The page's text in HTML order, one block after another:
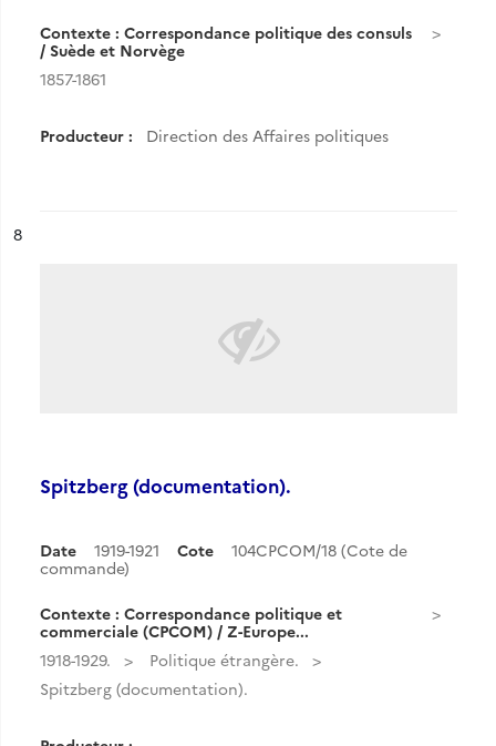
Contexte : Correspondance politique des consuls
/ Suède et Norvège
1857-1861
Producteur : Direction des Affaires politiques
n°
8
Spitzberg (documentation).
Date 1919-1921 Cote
104CPCOM/18 (Cote de
commande)
Contexte : Correspondance politique et
commerciale (CPCOM) / Z-Europe...
1918-1929.
Politique étrangère.
Spitzberg (documentation).